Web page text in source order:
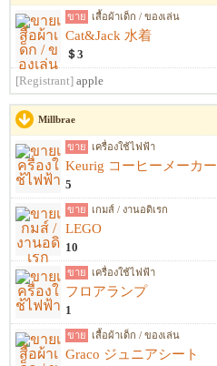
ขาย เสื้อผ้าเด็ก / ของเล่น
Cat&Jack 水着
＄3
[Registrant] apple
Millbrae
ขาย เครื่องใช้ไฟฟ้า
Keurig コーヒーメーカー
5
ขาย เกมส์ / งานอดิเรก
LEGO
10
ขาย เครื่องใช้ไฟฟ้า
フロアランプ
1
ขาย เสื้อผ้าเด็ก / ของเล่น
Graco ジュニアシート